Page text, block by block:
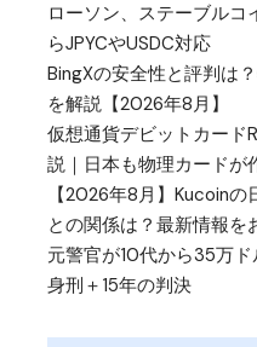
ローソン、ステーブル
らJPYCやUSDC対応
BingXの安全性と評判は
を解説【2026年8月】
仮想通貨デビットカー
説｜日本も物理カードが
【2026年8月】Kucoin
との関係は？最新情報を
元警官が10代から35万
身刑＋15年の判決